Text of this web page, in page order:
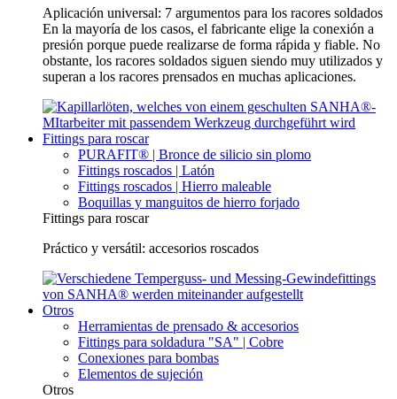
Aplicación universal: 7 argumentos para los racores soldados
En la mayoría de los casos, el fabricante elige la conexión a
presión porque puede realizarse de forma rápida y fiable. No
obstante, los racores soldados siguen siendo muy utilizados y
superan a los racores prensados en muchas aplicaciones.
Fittings para roscar
PURAFIT® | Bronce de silicio sin plomo
Fittings roscados | Latón
Fittings roscados | Hierro maleable
Boquillas y manguitos de hierro forjado
Fittings para roscar
Práctico y versátil: accesorios roscados
Otros
Herramientas de prensado & accesorios
Fittings para soldadura "SA" | Cobre
Conexiones para bombas
Elementos de sujeción
Otros